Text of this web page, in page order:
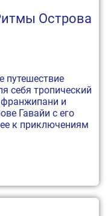
Острова
путешествие
себя тропический
и
Гавайи с его
к приключениям